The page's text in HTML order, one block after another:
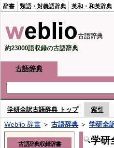
辞書 類語・対義語辞典 英和・和英辞典
古語辞典
約23000語収録の古語辞典
古語辞典
学研全訳古語辞典 トップ 索引
Weblio 辞書 ＞ 古語辞典 ＞ 学研全
学研
古語辞典収録辞書